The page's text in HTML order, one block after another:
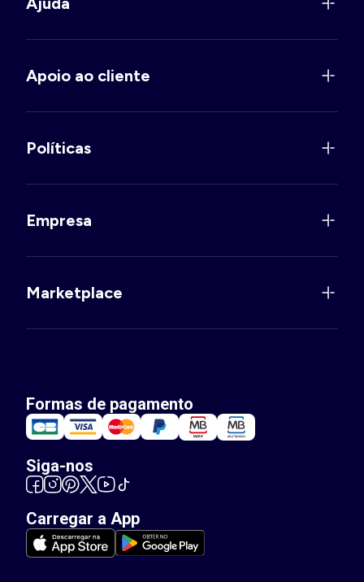
Apoio ao cliente
Políticas
Empresa
Marketplace
Formas de pagamento
Siga-nos
Carregar a App